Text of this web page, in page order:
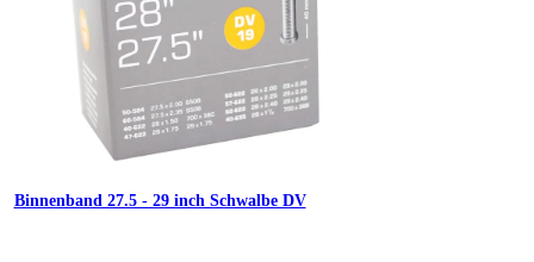
Binnenband 27.5 - 29 inch Schwalbe DV